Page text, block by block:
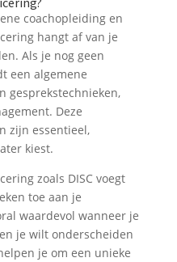
coachopleiding en
hangt af van je
Als je nog geen
een algemene
gesprekstechnieken,
Deze
zijn essentieel,
kiest.
zoals DISC voegt
toe aan je
waardevol wanneer je
je wilt onderscheiden
je om een unieke